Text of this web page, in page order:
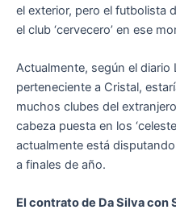
el exterior, pero el futbolista
el club ‘cervecero’ en ese
Actualmente, según el diario
perteneciente a Cristal,
muchos clubes del
cabeza puesta en los
actualmente está
a finales de año.
El contrato de Da Silva con